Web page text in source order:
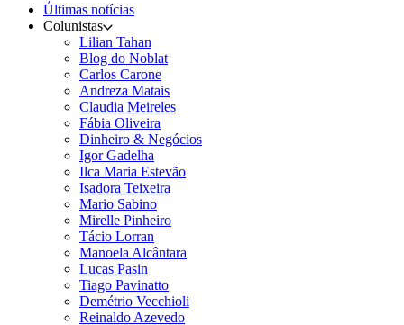
Últimas notícias
Colunistas
Lilian Tahan
Blog do Noblat
Carlos Carone
Andreza Matais
Claudia Meireles
Fábia Oliveira
Dinheiro & Negócios
Igor Gadelha
Ilca Maria Estevão
Isadora Teixeira
Mario Sabino
Mirelle Pinheiro
Tácio Lorran
Manoela Alcântara
Lucas Pasin
Tiago Pavinatto
Demétrio Vecchioli
Reinaldo Azevedo